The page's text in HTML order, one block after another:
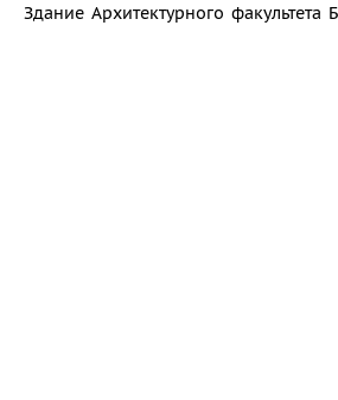
Здание Архитектурного факультета